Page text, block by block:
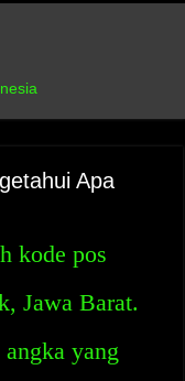
Apa
kode pos
Jawa Barat.
yang